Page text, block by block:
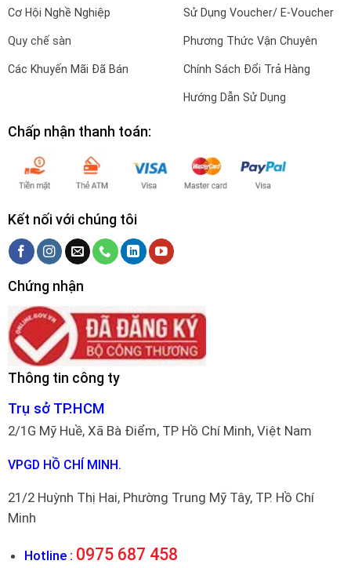
Cơ Hội Nghề Nghiệp
Quy chế sàn
Các Khuyến Mãi Đã Bán
Sử Dụng Voucher/ E-Voucher
Phương Thức Vận Chuyên
Chính Sách Đổi Trả Hàng
Hướng Dẫn Sử Dụng
Chấp nhận thanh toán:
Kết nối với chúng tôi
Chứng nhận
Thông tin công ty
Trụ sở TP.HCM
2/1G Mỹ Huề, Xã Bà Điểm, TP Hồ Chí Minh, Việt Nam
VPGD HỒ CHÍ MINH.
21/2 Huỳnh Thị Hai, Phường Trung Mỹ Tây, TP. Hồ Chí
Minh
Hotline : 0975 687 458